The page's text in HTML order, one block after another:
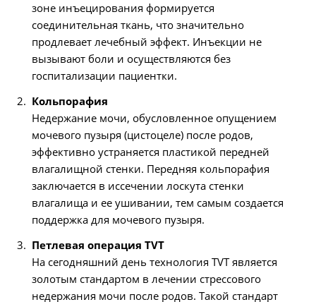
зоне инъецирования формируется
соединительная ткань, что значительно
продлевает лечебный эффект. Инъекции не
вызывают боли и осуществляются без
госпитализации пациентки.
Кольпорафия
Недержание мочи, обусловленное опущением
мочевого пузыря (цистоцеле) после родов,
эффективно устраняется пластикой передней
влагалищной стенки. Передняя кольпорафия
заключается в иссечении лоскута стенки
влагалища и ее ушивании, тем самым создается
поддержка для мочевого пузыря.
Петлевая операция TVT
На сегодняшний день технология TVT является
золотым стандартом в лечении стрессового
недержания мочи после родов. Такой стандарт